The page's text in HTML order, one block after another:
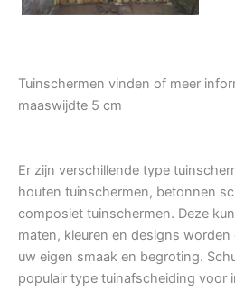
Tuinschermen vinden of meer
maaswijdte 5 cm
Er zijn verschillende type
houten tuinschermen, betonnen
composiet tuinschermen. Deze
maten, kleuren en designs
uw eigen smaak en begroting.
populair type tuinafscheiding voor